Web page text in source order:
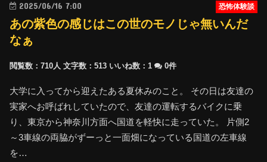
2025/06/16 7:00 恐怖体験談
あの紫色の感じはこの世のモノじゃ無いんだ
なぁ
閲覧数：710人 文字数：513 いいね数：1 0件
大学に入ってから迎えたある夏休みのこと。 その日は友達の
実家へお呼ばれしていたので、友達の運転するバイクに乗
り、東京から神奈川方面へ国道を軽快に走っていた。 片側2
～3車線の両脇がずーっと一面畑になっている国道の左車線
を…